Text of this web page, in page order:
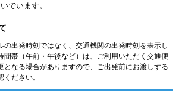
でいます。
の出発時刻ではなく、交通機関の出発時刻を表示し
間帯（午前・午後など）は、ご利用いただく交通便
となる場合がありますので、ご出発前にお渡しする
ください。